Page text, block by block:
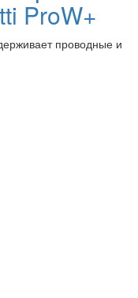
ProW+
проводные и